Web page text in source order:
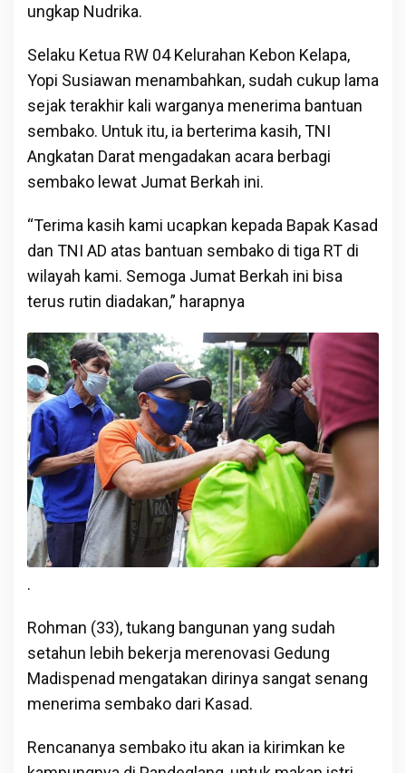
ungkap Nudrika.
Selaku Ketua RW 04 Kelurahan Kebon Kelapa,
Yopi Susiawan menambahkan, sudah cukup lama
sejak terakhir kali warganya menerima bantuan
sembako. Untuk itu, ia berterima kasih, TNI
Angkatan Darat mengadakan acara berbagi
sembako lewat Jumat Berkah ini.
“Terima kasih kami ucapkan kepada Bapak Kasad
dan TNI AD atas bantuan sembako di tiga RT di
wilayah kami. Semoga Jumat Berkah ini bisa
terus rutin diadakan,” harapnya
.
Rohman (33), tukang bangunan yang sudah
setahun lebih bekerja merenovasi Gedung
Madispenad mengatakan dirinya sangat senang
menerima sembako dari Kasad.
Rencananya sembako itu akan ia kirimkan ke